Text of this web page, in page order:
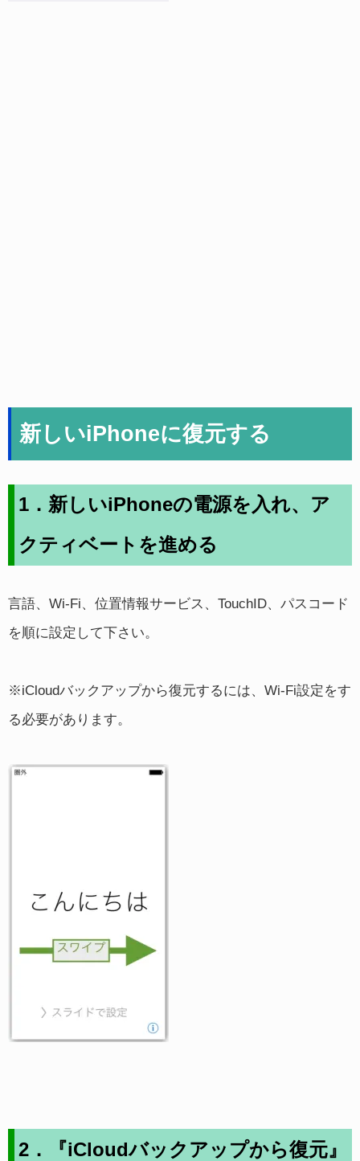
新しいiPhoneに復元する
1．新しいiPhoneの電源を入れ、ア
クティベートを進める
言語、Wi-Fi、位置情報サービス、TouchID、パスコード
を順に設定して下さい。
※iCloudバックアップから復元するには、Wi-Fi設定をす
る必要があります。
2．『iCloudバックアップから復元』